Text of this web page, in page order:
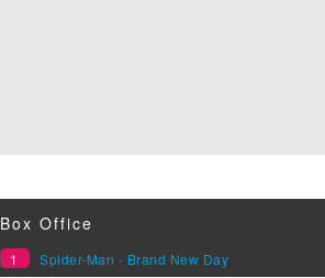
Box Office
1
Spider-Man - Brand New Day